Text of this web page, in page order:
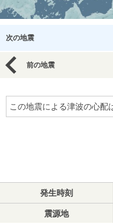
次の地震
前の地震
この地震による津波の心配
発生時刻
震源地